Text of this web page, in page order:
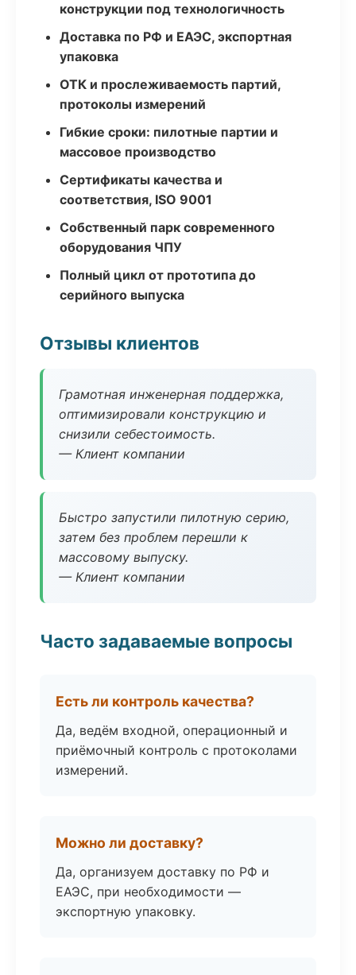
конструкции под технологичность
Доставка по РФ и ЕАЭС, экспортная
упаковка
ОТК и прослеживаемость партий,
протоколы измерений
Гибкие сроки: пилотные партии и
массовое производство
Сертификаты качества и
соответствия, ISO 9001
Собственный парк современного
оборудования ЧПУ
Полный цикл от прототипа до
серийного выпуска
Отзывы клиентов
Грамотная инженерная поддержка,
оптимизировали конструкцию и
снизили себестоимость.
— Клиент компании
Быстро запустили пилотную серию,
затем без проблем перешли к
массовому выпуску.
— Клиент компании
Часто задаваемые вопросы
Есть ли контроль качества?
Да, ведём входной, операционный и
приёмочный контроль с протоколами
измерений.
Можно ли доставку?
Да, организуем доставку по РФ и
ЕАЭС, при необходимости —
экспортную упаковку.